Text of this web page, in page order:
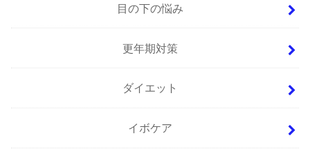
目の下の悩み
更年期対策
ダイエット
イボケア